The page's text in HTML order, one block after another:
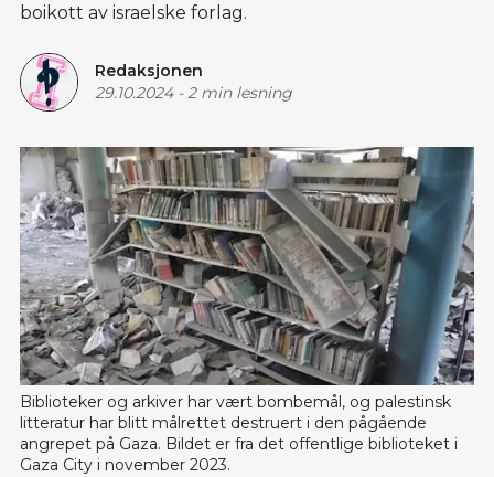
boikott av israelske forlag.
Redaksjonen
29.10.2024-2 min lesning
Biblioteker og arkiver har vært bombemål, og palestinsk
litteratur har blitt målrettet destruert i den pågående
angrepet på Gaza. Bildet er fra det offentlige biblioteket i
Gaza City i november 2023.